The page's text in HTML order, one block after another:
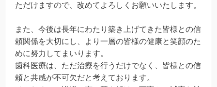
ただけますので、改めてよろしくお願いいたします。
また、今後は長年にわたり築き上げてきた皆様との信
頼関係を大切にし、より一層の皆様の健康と笑顔のた
めに努力してまいります。
歯科医療は、ただ治療を行うだけでなく、皆様との信
頼と共感が不可欠だと考えております。